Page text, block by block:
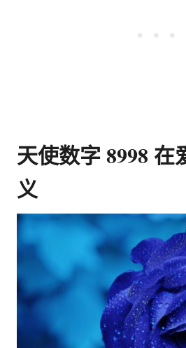
天使数字 8998 在
义